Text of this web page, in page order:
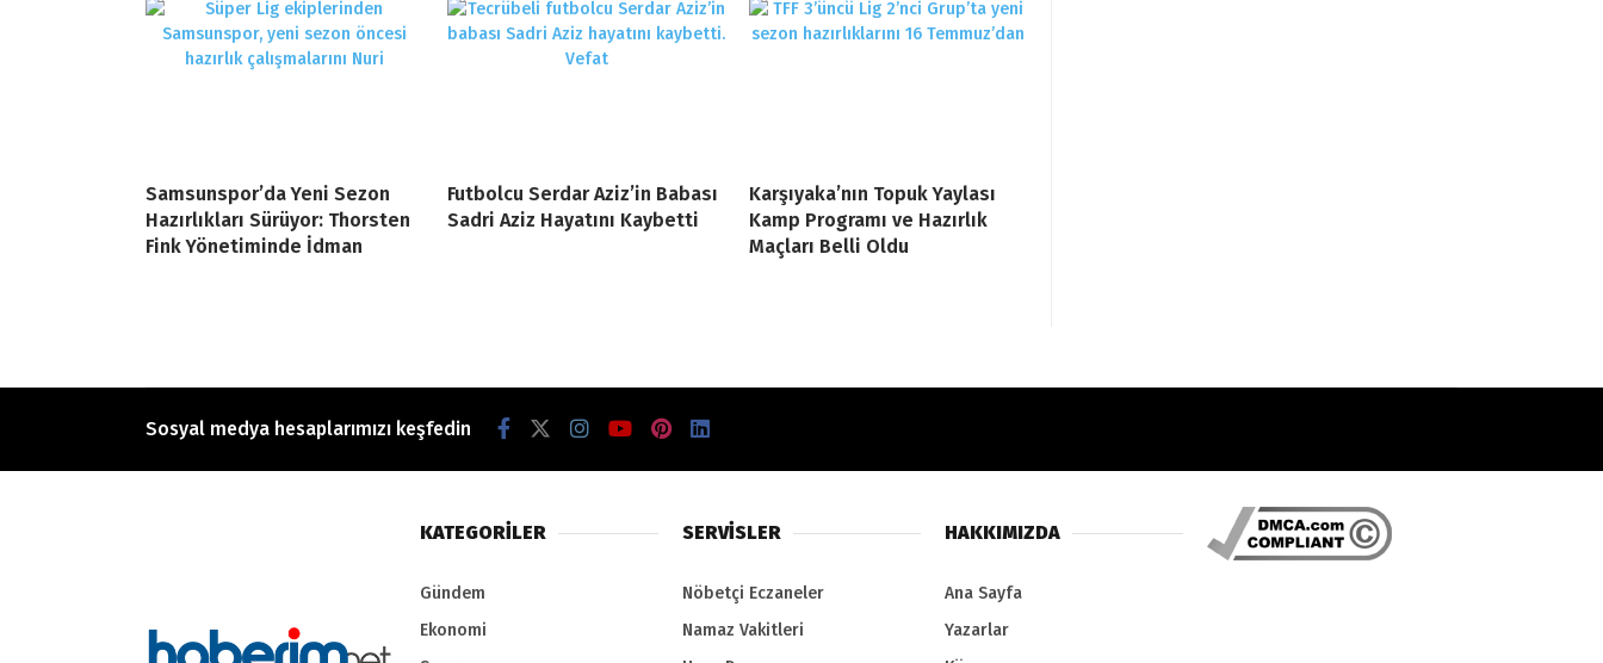
Samsunspor’da Yeni Sezon
Hazırlıkları Sürüyor: Thorsten
Fink Yönetiminde İdman
Futbolcu Serdar Aziz’in Babası
Sadri Aziz Hayatını Kaybetti
Karşıyaka’nın Topuk Yaylası
Kamp Programı ve Hazırlık
Maçları Belli Oldu
Sosyal medya hesaplarımızı keşfedin
KATEGORİLER
Gündem
Ekonomi
SERVİSLER
Nöbetçi Eczaneler
Namaz Vakitleri
HAKKIMIZDA
Ana Sayfa
Yazarlar